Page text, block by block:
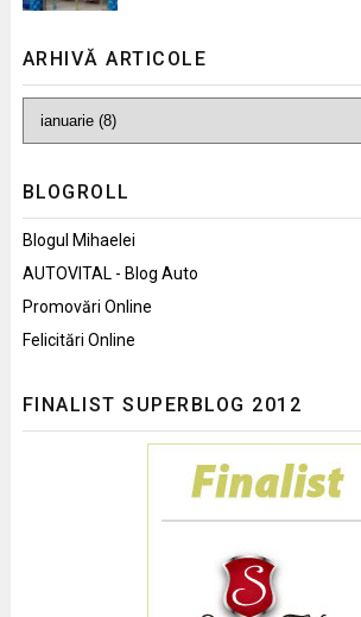
ARHIVĂ ARTICOLE
BLOGROLL
Blogul Mihaelei
AUTOVITAL - Blog Auto
Promovări Online
Felicitări Online
FINALIST SUPERBLOG 2012